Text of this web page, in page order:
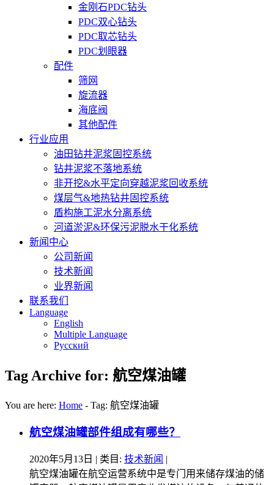
金刚石PDC钻头
PDC双心钻头
PDC取芯钻头
PDC划眼器
配件
筛网
旋流器
海底阀
其他配件
行业应用
油田钻井泥浆固控系统
钻井泥浆不落地系统
非开挖&水平定向穿越泥浆回收系统
煤层气&地热钻井固控系统
盾构施工泥水分离系统
河道淤泥&环保污泥脱水干化系统
新闻中心
公司新闻
技术新闻
业界新闻
联系我们
Language
English
Multiple Language
Русский
Tag Archive for: 航空煤油罐
You are here: Home - Tag: 航空煤油罐
航空煤油罐部件组成有哪些？
2020年5月13日 | 类目: 技术新闻 |
航空煤油罐在航空运营系统中是专门用来储存煤油的储